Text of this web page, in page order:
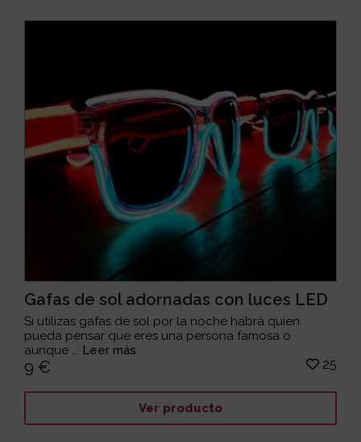
Gafas de sol adornadas con luces LED
Si utilizas gafas de sol por la noche habrá quien
pueda pensar que eres una persona famosa o
aunque ... Leer más
9 € 25
Ver producto